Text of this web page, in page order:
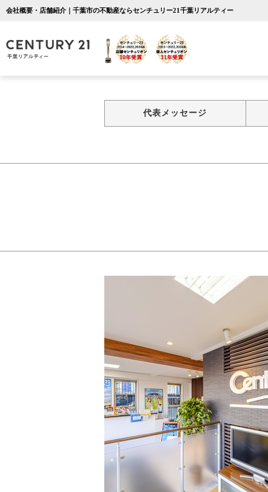
会社概要・店舗紹介｜千葉市の不動産ならセンチュリー21千葉リアルティー
代表メッセージ